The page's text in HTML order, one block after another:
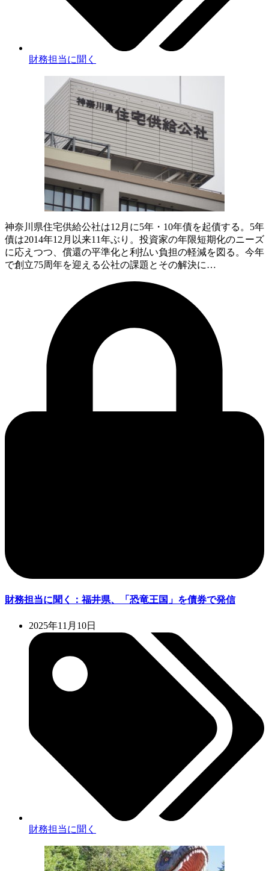
財務担当に聞く
神奈川県住宅供給公社は12月に5年・10年債を起債する。5年
債は2014年12月以来11年ぶり。投資家の年限短期化のニーズ
に応えつつ、償還の平準化と利払い負担の軽減を図る。今年
で創立75周年を迎える公社の課題とその解決に…
財務担当に聞く：福井県、「恐竜王国」を債券で発信
2025年11月10日
財務担当に聞く